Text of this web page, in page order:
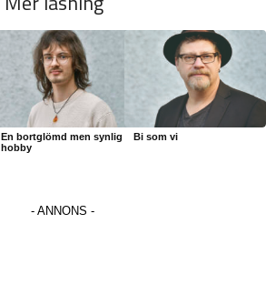
En bortglömd men synlig
hobby
Bi som vi